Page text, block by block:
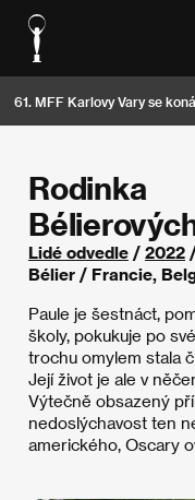
61. MFF Karlovy Vary se
Rodinka
Lidé odvedle / 2022
Bélier / Francie,
Paule je šestnáct,
školy, pokukuje po
trochu omylem stala
Její život je ale v
Výtečně obsazený
nedoslýchavost ten
amerického, Oscary